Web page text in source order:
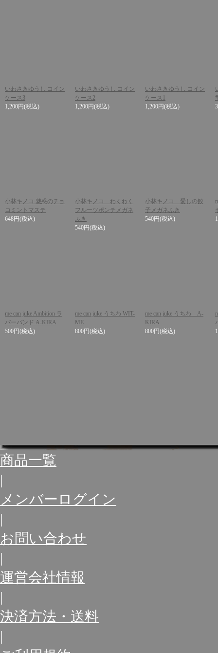
いわさきゆうし コイン
ケース3
1,200円(税込)
いわさきゆうし コイン
ケース2
1,200円(税込)
いわさきゆうし コイン
ケース1
1,200円(税込)
小林キノコ 魅惑のチョ
コミントマステ
648円(税込)
小林キノコ わくわく
フルーツポンチメガネ
ふき
540円(税込)
小林キノコ 愛しの餃
子メガネふき
540円(税込)
me can juke Ambition ラ
バーバンド A-KIRA
500円(税込)
me can juke うちわ WIT-
ME
800円(税込)
me can juke うちわ A-
KIRA
800円(税込)
商品一覧
|
メンバーログイン
|
お問い合わせ
|
運営会社情報
|
決済方法・送料
|